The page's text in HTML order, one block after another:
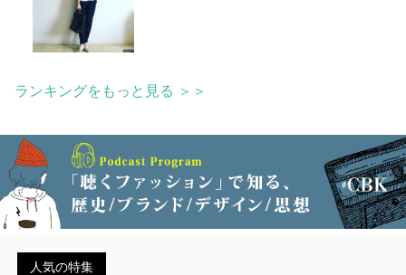
ランキングをもっと見る ＞＞
人気の特集